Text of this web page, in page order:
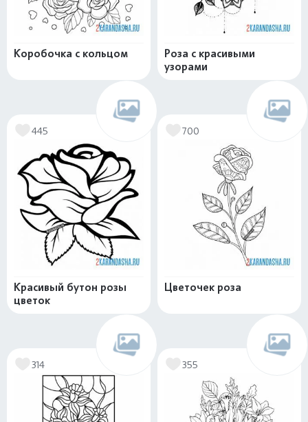
Коробочка с кольцом
Роза с красивыми
узорами
445
Красивый бутон розы
цветок
700
Цветочек роза
314 355